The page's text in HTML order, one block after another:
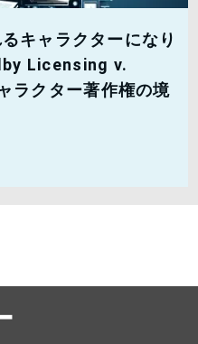
キャラクターになり
Licensing v.
ラクター著作権の境